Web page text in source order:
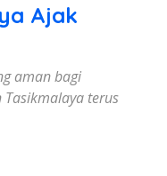
Ajak
aman bagi
terus